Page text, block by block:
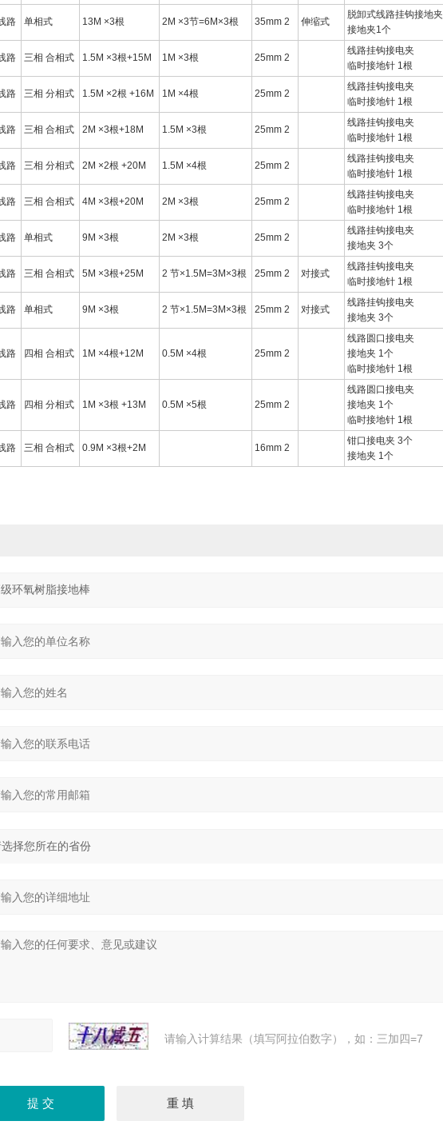
路 单相式 13M ×3根 2M ×3节=6M×3根 35mm 2 伸缩式
脱卸式线路挂钩接地夹
接地夹1个
路 三相 合相式 1.5M ×3根+15M 1M ×3根 25mm 2
线路挂钩接电夹
临时接地针 1根
路 三相 分相式 1.5M ×2根 +16M 1M ×4根 25mm 2
线路挂钩接电夹
临时接地针 1根
路 三相 合相式 2M ×3根+18M 1.5M ×3根 25mm 2
线路挂钩接电夹
临时接地针 1根
路 三相 分相式 2M ×2根 +20M 1.5M ×4根 25mm 2
线路挂钩接电夹
临时接地针 1根
路 三相 合相式 4M ×3根+20M 2M ×3根 25mm 2
线路挂钩接电夹
临时接地针 1根
路 单相式 9M ×3根 2M ×3根 25mm 2
线路挂钩接电夹
接地夹 3个
路 三相 合相式 5M ×3根+25M 2 节×1.5M=3M×3根 25mm 2 对接式
线路挂钩接电夹
临时接地针 1根
路 单相式 9M ×3根 2 节×1.5M=3M×3根 25mm 2 对接式
线路挂钩接电夹
接地夹 3个
路 四相 合相式 1M ×4根+12M 0.5M ×4根 25mm 2
线路圆口接电夹
接地夹 1个
临时接地针 1根
路 四相 分相式 1M ×3根 +13M 0.5M ×5根 25mm 2
线路圆口接电夹
接地夹 1个
临时接地针 1根
路 三相 合相式 0.9M ×3根+2M 16mm 2
钳口接电夹 3个
接地夹 1个
请输入计算结果（填写阿拉伯数字），如：三加四=7